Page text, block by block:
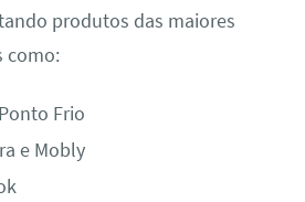
produtos das maiores
como:
Frio
e Mobly